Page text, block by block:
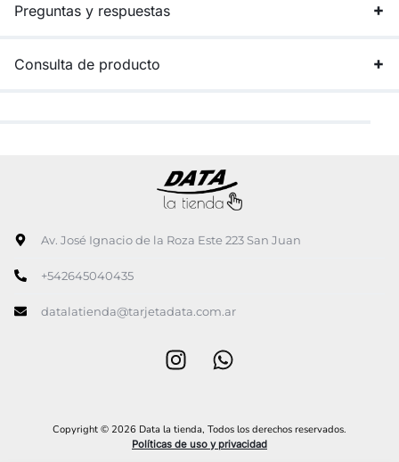
Preguntas y respuestas
Consulta de producto
Av. José Ignacio de la Roza Este 223 San Juan
+542645040435
datalatienda@tarjetadata.com.ar
Copyright © 2026 Data la tienda, Todos los derechos reservados.
Políticas de uso y privacidad